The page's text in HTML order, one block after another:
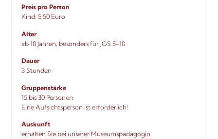
Preis pro Person
Kind: 5,50 Euro
Alter
ab 10 Jahren, besonders für JGS 5-10
Dauer
3 Stunden
Gruppenstärke
15 bis 30 Personen
Eine Aufsichtsperson ist erforderlich!
Auskunft
erhalten Sie bei unserer Museumspädagogin